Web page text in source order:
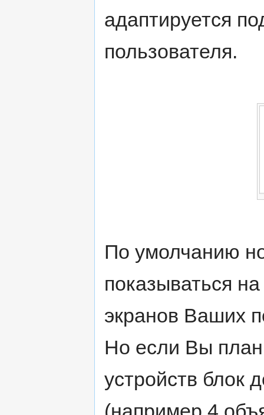
адаптируется
пользователя.
По умолчанию
показываться
экранов Ваших
Но если Вы
устройств блок